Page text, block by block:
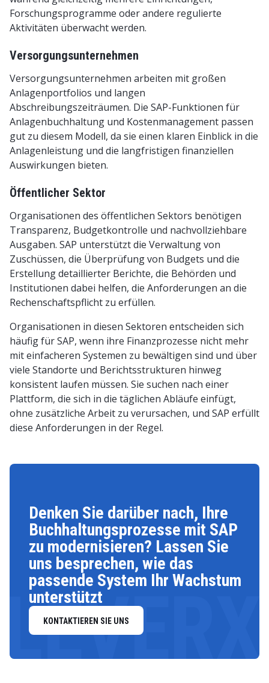
Forschungsprogramme oder andere regulierte
Aktivitäten überwacht werden.
Versorgungsunternehmen
Versorgungsunternehmen arbeiten mit großen
Anlagenportfolios und langen
Abschreibungszeiträumen. Die SAP-Funktionen für
Anlagenbuchhaltung und Kostenmanagement passen
gut zu diesem Modell, da sie einen klaren Einblick in die
Anlagenleistung und die langfristigen finanziellen
Auswirkungen bieten.
Öffentlicher Sektor
Organisationen des öffentlichen Sektors benötigen
Transparenz, Budgetkontrolle und nachvollziehbare
Ausgaben. SAP unterstützt die Verwaltung von
Zuschüssen, die Überprüfung von Budgets und die
Erstellung detaillierter Berichte, die Behörden und
Institutionen dabei helfen, die Anforderungen an die
Rechenschaftspflicht zu erfüllen.
Organisationen in diesen Sektoren entscheiden sich
häufig für SAP, wenn ihre Finanzprozesse nicht mehr
mit einfacheren Systemen zu bewältigen sind und über
viele Standorte und Berichtsstrukturen hinweg
konsistent laufen müssen. Sie suchen nach einer
Plattform, die sich in die täglichen Abläufe einfügt,
ohne zusätzliche Arbeit zu verursachen, und SAP erfüllt
diese Anforderungen in der Regel.
LEVERX
Denken Sie darüber nach, Ihre
Buchhaltungsprozesse mit SAP
zu modernisieren? Lassen Sie
uns besprechen, wie das
passende System Ihr Wachstum
unterstützt
KONTAKTIEREN SIE UNS